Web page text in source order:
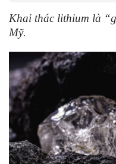
Khai thác lithium là
Mỹ.